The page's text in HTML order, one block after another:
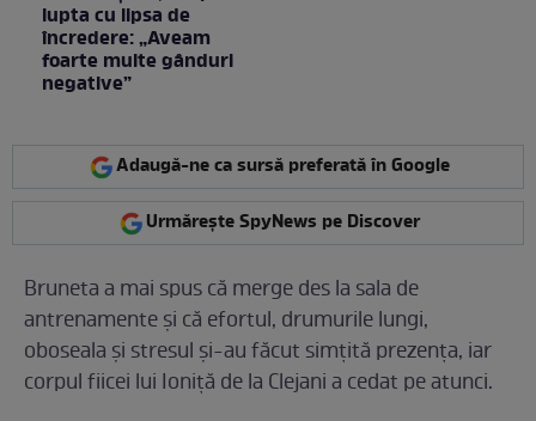
lupta cu lipsa de
încredere: „Aveam
foarte multe gânduri
negative”
Adaugă-ne ca sursă preferată în Google
Urmărește SpyNews pe Discover
Bruneta a mai spus că merge des la sala de
antrenamente și că efortul, drumurile lungi,
oboseala și stresul și-au făcut simțită prezența, iar
corpul fiicei lui Ioniță de la Clejani a cedat pe atunci.